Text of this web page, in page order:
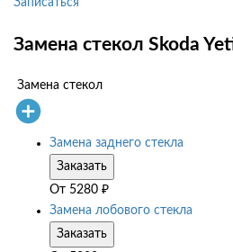
Записаться
Замена стекол Skoda
Замена стекол
Замена заднего стекла
Заказать
От 5280 ₽
Замена лобового стекла
Заказать